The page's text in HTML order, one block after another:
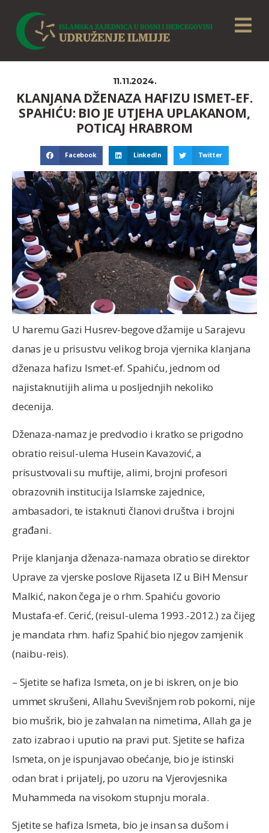
11.11.2024.
KLANJANA DŽENAZA HAFIZU ISMET-EF.
SPAHIĆU: BIO JE UTJEHA UPLAKANOM,
POTICAJ HRABROM
Facebook LinkedIn Twitter
U haremu Gazi Husrev-begove džamije u Sarajevu
danas je u prisustvu velikog broja vjernika klanjana
dženaza hafizu Ismet-ef. Spahiću, jednom od
najistaknutijih alima u posljednjih nekoliko
decenija.
Dženaza-namaz je predvodio i kratko se prigodno
obratio reisul-ulema Husein Kavazović, a
prisustvovali su muftije, alimi, brojni profesori
obrazovnih institucija Islamske zajednice,
ambasadori, te istaknuti članovi društva i brojni
građani.
Prije klanjanja dženaza-namaza obratio se direktor
Uprave za vjerske poslove Rijaseta IZ u BiH Mensur
Malkić, nakon čega je o rhm. Spahiću govorio
Mustafa-ef. Cerić, (reisul-ulema 1993.-2012.) za čijeg
je mandata rhm. hafiz Spahić bio njegov zamjenik
(naibu-reis).
– Sjetite se hafiza Ismeta, on je bi iskren, on je bio
ummet skrušeni, Allahu Svevišnjem rob pokorni, nije
bio mušrik, bio je zahvalan na nimetima, Allah ga je
zato izabrao i uputio na pravi put. Sjetite se hafiza
Ismeta, on je ispunjavao obećanje, bio je istinski
odan brat i prijatelj, po uzoru na Vjerovjesnika
Muhammeda na visokom stupnju morala.
Sjetite se hafiza Ismeta, bio je insan sa dušom i